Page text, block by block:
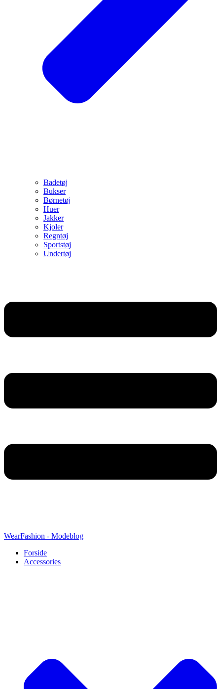
Badetøj
Bukser
Børnetøj
Huer
Jakker
Kjoler
Regntøj
Sportstøj
Undertøj
WearFashion - Modeblog
Forside
Accessories